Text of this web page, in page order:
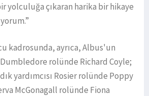
yolculuğa çıkaran harika bir hikaye
kadrosunda, ayrıca, Albus'un
rolünde Richard Coyle;
yardımcısı Rosier rolünde Poppy
McGonagall rolünde Fiona